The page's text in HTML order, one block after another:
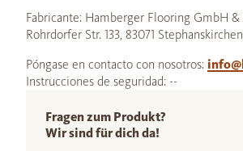
Fabricante: Hamberger Flooring GmbH &
Rohrdorfer Str. 133, 83071
Póngase en contacto con nosotros:
Instrucciones de seguridad: --
Fragen zum Produkt?
Wir sind für dich da!